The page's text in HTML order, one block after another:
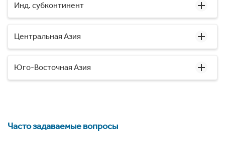
Инд. субконтинент
Центральная Азия
Юго-Восточная Азия
Часто задаваемые вопросы